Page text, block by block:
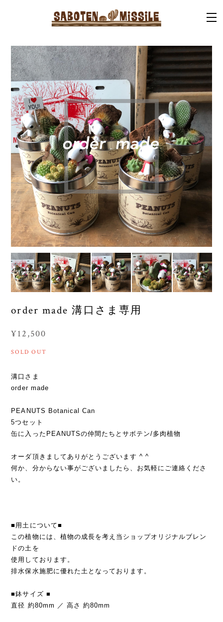
order made 溝口さま専用
¥12,500
SOLD OUT
溝口さま
order made
PEANUTS Botanical Can
5つセット
缶に入ったPEANUTSの仲間たちとサボテン/多肉植物
オーダ頂きましてありがとうございます ^ ^
何か、分からない事がございましたら、お気軽にご連絡くださ
い。
■用土について■
この植物には、植物の成長を考え当ショップオリジナルブレン
ドの土を
使用しております。
排水保水施肥に優れた土となっております。
■鉢サイズ ■
直径 約80mm ／ 高さ 約80mm